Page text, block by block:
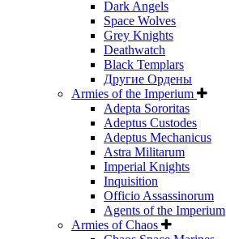
Dark Angels
Space Wolves
Grey Knights
Deathwatch
Black Templars
Другие Ордены
Armies of the Imperium
Adepta Sororitas
Adeptus Custodes
Adeptus Mechanicus
Astra Militarum
Imperial Knights
Inquisition
Officio Assassinorum
Agents of the Imperium
Armies of Chaos